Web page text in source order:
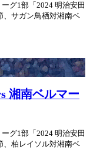
グ1部「2024 明治安田
、サガン鳥栖対湘南ベ
湘南ベルマー
グ1部「2024 明治安田
、柏レイソル対湘南ベ